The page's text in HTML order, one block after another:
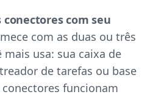
com seu
com as duas ou três
usa: sua caixa de
de tarefas ou base
funcionam